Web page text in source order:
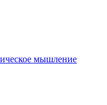
мышление